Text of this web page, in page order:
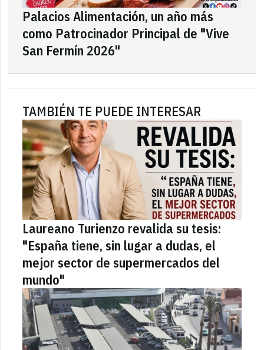
Palacios Alimentación, un año más
como Patrocinador Principal de "Vive
San Fermín 2026"
TAMBIÉN TE PUEDE INTERESAR
Laureano Turienzo revalida su tesis:
"España tiene, sin lugar a dudas, el
mejor sector de supermercados del
mundo"